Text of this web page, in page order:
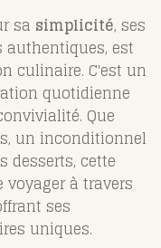
sa simplicité, ses
authentiques, est
culinaire. C'est un
quotidienne
Que
un inconditionnel
desserts, cette
voyager à travers
ses
uniques.